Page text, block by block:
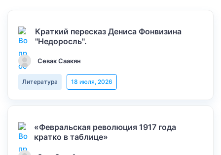
Краткий пересказ Дениса Фонвизина
"Недоросль".
Севак Саакян
Литература 18 июля, 2026
«Февральская революция 1917 года
кратко в таблице»